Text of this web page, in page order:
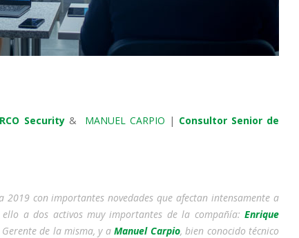
Security& MANUEL CARPIO | Consultor Senior de
2019 con importantes novedades que afectan intensamente a
a dos activos muy importantes de la compañía: Enrique
de la misma, y aManuel Carpio, bien conocido técnico